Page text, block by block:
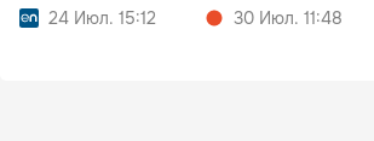
24 Июл. 15:12
30 Июл. 11:48